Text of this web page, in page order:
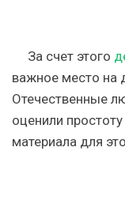
За счет этого
важное место на
Отечественные
оценили
материала для